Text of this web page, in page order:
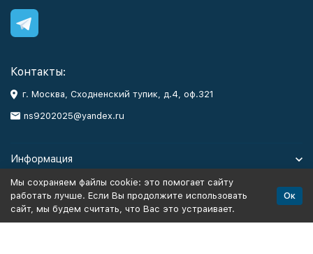
Контакты:
г. Москва, Сходненский тупик, д.4, оф.321
ns9202025@yandex.ru
Информация
Каталог
Мы сохраняем файлы cookie: это помогает сайту
работать лучше. Если Вы продолжите использовать
сайт, мы будем считать, что Вас это устраивает.
Ок